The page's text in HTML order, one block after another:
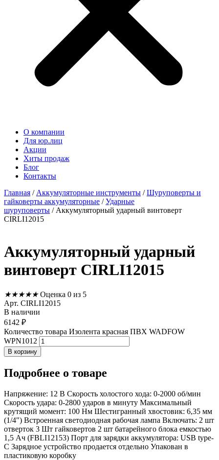
О компании
Для юр.лиц
Акции
Хиты продаж
Блог
Контакты
Главная / Аккумуляторные инструменты /Шуруповерты и
гайковерты аккумуляторные /Ударные
шуруповерты / Аккумуляторный ударный винтоверт
CIRLI12015
Аккумуляторный ударный
винтоверт CIRLI12015
★★★★★ Оценка 0 из 5
Арт. CIRLI12015
В наличии
6142 ₽
Количество товара Изолента красная ПВХ WADFOW
WPN1012
В корзину
Подробнее о товаре
Напряжение: 12 В Скорость холостого хода: 0-2000 об/мин
Скорость удара: 0-2800 ударов в минуту Максимальный
крутящий момент: 100 Нм Шестигранный хвостовик: 6,35 мм
(1/4") Встроенная светодиодная рабочая лампа Включать: 2 шт
отверток 3 Шт гайковертов 2 шт батарейного блока емкостью
1,5 Ач (FBLI12153) Порт для зарядки аккумулятора: USB type-
C Зарядное устройство продается отдельно Упакован в
пластиковую коробку